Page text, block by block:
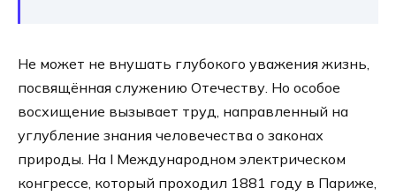
Не может не внушать глубокого уважения жизнь,
посвящённая служению Отечеству. Но особое
восхищение вызывает труд, направленный на
углубление знания человечества о законах
природы. На I Международном электрическом
конгрессе, который проходил 1881 году в Париже,